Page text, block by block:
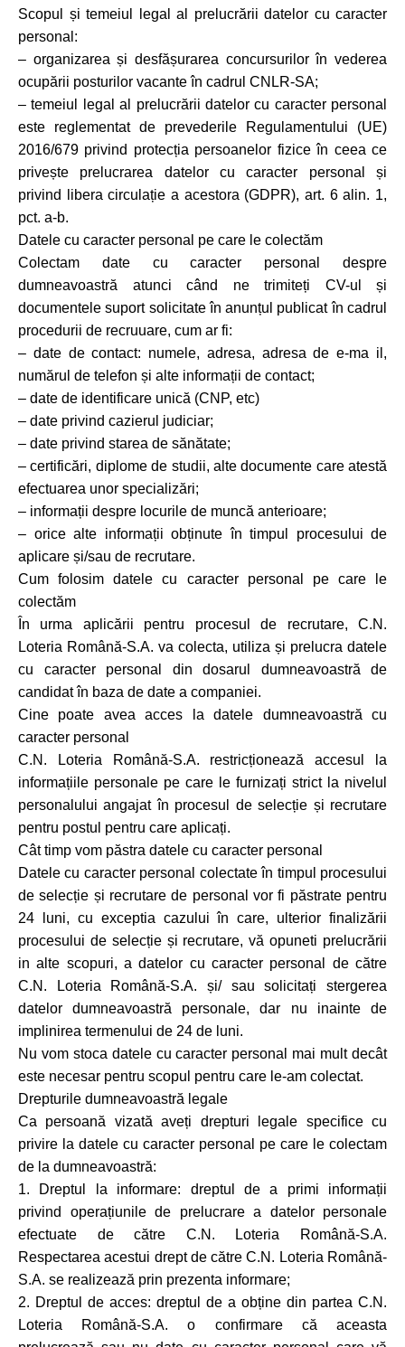
Scopul și temeiul legal al prelucrării datelor cu caracter
personal:
– organizarea și desfășurarea concursurilor în vederea
ocupării posturilor vacante în cadrul CNLR-SA;
– temeiul legal al prelucrării datelor cu caracter personal
este reglementat de prevederile Regulamentului (UE)
2016/679 privind protecția persoanelor fizice în ceea ce
privește prelucrarea datelor cu caracter personal și
privind libera circulație a acestora (GDPR), art. 6 alin. 1,
pct. a-b.
Datele cu caracter personal pe care le colectăm
Colectam date cu caracter personal despre
dumneavoastră atunci când ne trimiteți CV-ul și
documentele suport solicitate în anunțul publicat în cadrul
procedurii de recruuare, cum ar fi:
– date de contact: numele, adresa, adresa de e-ma il,
numărul de telefon și alte informații de contact;
– date de identificare unică (CNP, etc)
– date privind cazierul judiciar;
– date privind starea de sănătate;
– certificări, diplome de studii, alte documente care atestă
efectuarea unor specializări;
– informații despre locurile de muncă anterioare;
– orice alte informații obținute în timpul procesului de
aplicare și/sau de recrutare.
Cum folosim datele cu caracter personal pe care le
colectăm
În urma aplicării pentru procesul de recrutare, C.N.
Loteria Română-S.A. va colecta, utiliza și prelucra datele
cu caracter personal din dosarul dumneavoastră de
candidat în baza de date a companiei.
Cine poate avea acces la datele dumneavoastră cu
caracter personal
C.N. Loteria Română-S.A. restricționează accesul la
informațiile personale pe care le furnizați strict la nivelul
personalului angajat în procesul de selecție și recrutare
pentru postul pentru care aplicați.
Cât timp vom păstra datele cu caracter personal
Datele cu caracter personal colectate în timpul procesului
de selecție și recrutare de personal vor fi păstrate pentru
24 luni, cu exceptia cazului în care, ulterior finalizării
procesului de selecție și recrutare, vă opuneti prelucrării
in alte scopuri, a datelor cu caracter personal de către
C.N. Loteria Română-S.A. și/ sau solicitați stergerea
datelor dumneavoastră personale, dar nu inainte de
implinirea termenului de 24 de luni.
Nu vom stoca datele cu caracter personal mai mult decât
este necesar pentru scopul pentru care le-am colectat.
Drepturile dumneavoastră legale
Ca persoană vizată aveți drepturi legale specifice cu
privire la datele cu caracter personal pe care le colectam
de la dumneavoastră:
1. Dreptul la informare: dreptul de a primi informații
privind operațiunile de prelucrare a datelor personale
efectuate de către C.N. Loteria Română-S.A.
Respectarea acestui drept de către C.N. Loteria Română-
S.A. se realizează prin prezenta informare;
2. Dreptul de acces: dreptul de a obține din partea C.N.
Loteria Română-S.A. o confirmare că aceasta